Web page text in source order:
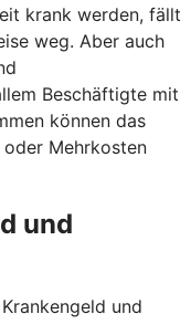
krank werden, fällt
weg. Aber auch
Beschäftigte mit
können das
Mehrkosten
und
und